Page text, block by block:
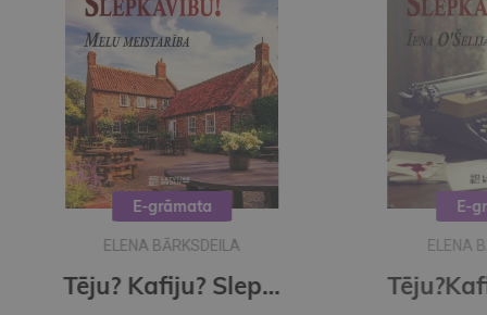
E-grāmata
ELENA BARKSDEILA